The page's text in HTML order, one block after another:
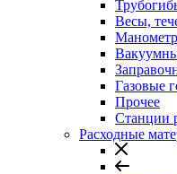
Весы,
Газовые
Прочее
Станции
Расходные